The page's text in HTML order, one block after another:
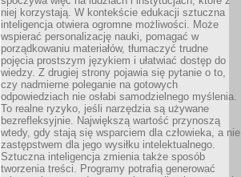
niej korzystają. W kontekście edukacji sztuczna
inteligencja otwiera ogromne możliwości. Może
wspierać personalizację nauki, pomagać w
porządkowaniu materiałów, tłumaczyć trudne
pojęcia prostszym językiem i ułatwiać dostęp do
wiedzy. Z drugiej strony pojawia się pytanie o to,
czy nadmierne poleganie na gotowych
odpowiedziach nie osłabi samodzielnego myślenia.
To realne ryzyko, jeśli narzędzia są używane
bezrefleksyjnie. Największą wartość przynoszą
wtedy, gdy stają się wsparciem dla człowieka, a nie
zastępstwem dla jego wysiłku intelektualnego.
Sztuczna inteligencja zmienia także sposób
tworzenia treści. Programy potrafią generować